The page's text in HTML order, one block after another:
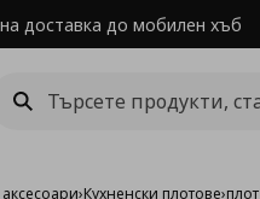
доставка до мобилен хъб
›Кухненски плотове›плот